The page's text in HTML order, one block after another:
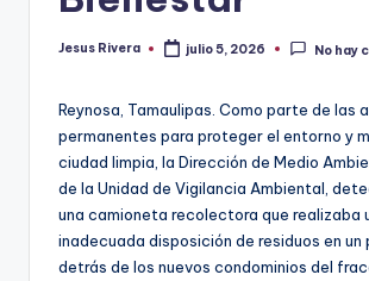
Publicado
Jesus Rivera julio 5, 2026 No hay
Reynosa, Tamaulipas. Como parte de las
permanentes para proteger el entorno y
ciudad limpia, la Dirección de Medio
de la Unidad de Vigilancia Ambiental,
una camioneta recolectora que realizaba
inadecuada disposición de residuos en un
detrás de los nuevos condominios del